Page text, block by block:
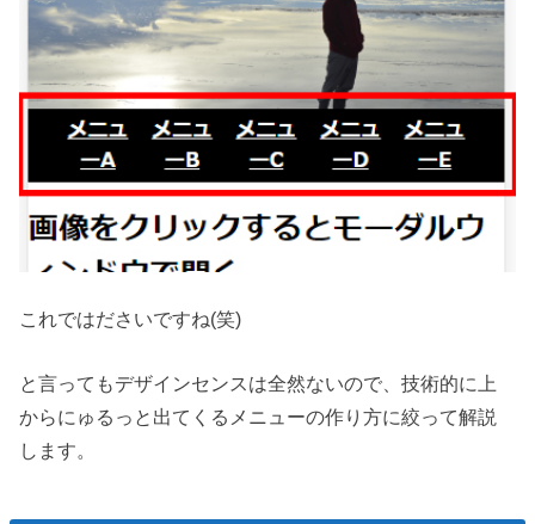
これではださいですね(笑)
と言ってもデザインセンスは全然ないので、技術的に上
からにゅるっと出てくるメニューの作り方に絞って解説
します。